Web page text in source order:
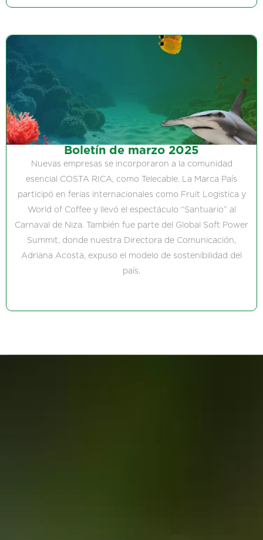
Boletín de marzo 2025
Nuevas empresas se incorporaron a la comunidad
esencial COSTA RICA, como Telecable. La Marca País
participó en ferias internacionales como Fruit Logistica y
World of Coffee y llevó el espectáculo “Santuario” al
Carnaval de Niza. También fue parte del Global Soft Power
Summit, donde nuestra Directora de Comunicación,
Adriana Acosta, expuso el modelo de sostenibilidad del
país.